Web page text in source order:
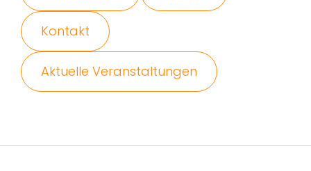
Kontakt
Aktuelle Veranstaltungen